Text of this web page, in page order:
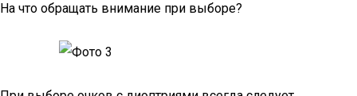
На что обращать внимание при выборе?